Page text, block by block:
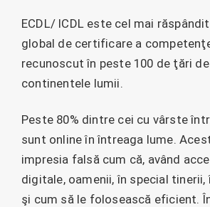
ECDL/ ICDL este cel mai
global de certificare a
recunoscut în peste 100 de ţări
continentele lumii.
Peste 80% dintre cei cu vârste
sunt online în întreaga lume.
impresia falsă cum că, având
digitale, oamenii, în special
şi cum să le folosească eficient.